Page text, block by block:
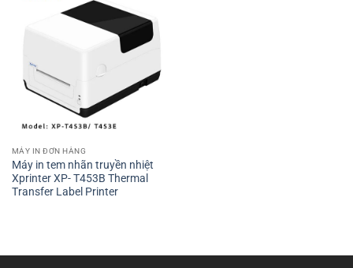
MÁY IN ĐƠN HÀNG
Máy in tem nhãn truyền nhiệt
Xprinter XP- T453B Thermal
Transfer Label Printer